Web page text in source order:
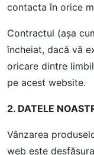
contacta în orice
Contractul (aşa
încheiat, dacă vă
oricare dintre
pe acest website.
2. DATELE
Vânzarea
web este